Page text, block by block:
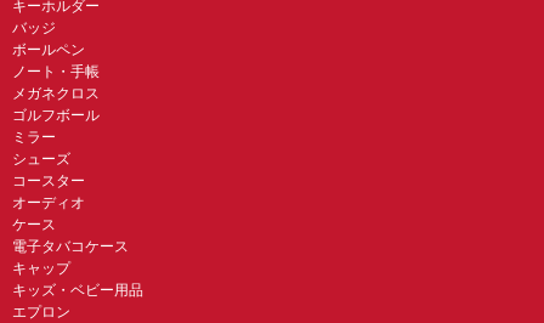
キーホルダー
バッジ
ボールペン
ノート・手帳
メガネクロス
ゴルフボール
ミラー
シューズ
コースター
オーディオ
ケース
電子タバコケース
キャップ
キッズ・ベビー用品
エプロン